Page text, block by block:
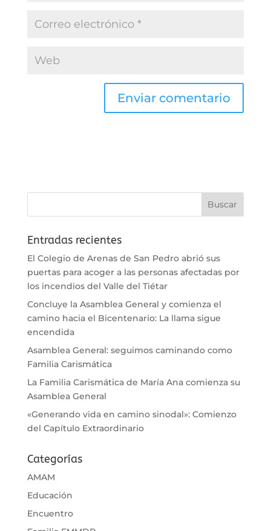
Entradas recientes
El Colegio de Arenas de San Pedro abrió sus
puertas para acoger a las personas afectadas por
los incendios del Valle del Tiétar
Concluye la Asamblea General y comienza el
camino hacia el Bicentenario: La llama sigue
encendida
Asamblea General: seguimos caminando como
Familia Carismática
La Familia Carismática de María Ana comienza su
Asamblea General
«Generando vida en camino sinodal»: Comienzo
del Capítulo Extraordinario
Categorías
AMAM
Educación
Encuentro